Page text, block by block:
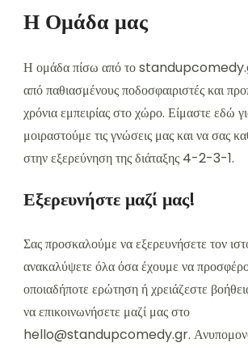
Η Ομάδα μας
Η ομάδα πίσω από το
από παθιασμένους ποδοσφαιριστές και
χρόνια εμπειρίας στο χώρο. Είμαστε εδώ
μοιραστούμε τις γνώσεις μας και να σας
στην εξερεύνηση της διάταξης 4-2-3-1.
Εξερευνήστε μαζί μας!
Σας προσκαλούμε να εξερευνήσετε τον
ανακαλύψετε όλα όσα έχουμε να
οποιαδήποτε ερώτηση ή χρειάζεστε
να επικοινωνήσετε μαζί μας στο
hello@standupcomedy.gr.